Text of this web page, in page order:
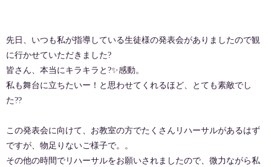
先日、いつも私が指導している生徒様の発表会がありましたので観
に行かせていただきました?
皆さん、本当にキラキラと?✨感動。
私も舞台に立ちたいー！と思わせてくれるほど、とても素敵でし
た??
この発表会に向けて、お教室の方でたくさんリハーサルがあるはず
ですが、物足りないご様子で。。
その他の時間でリハーサルをお願いされましたので、微力ながら私